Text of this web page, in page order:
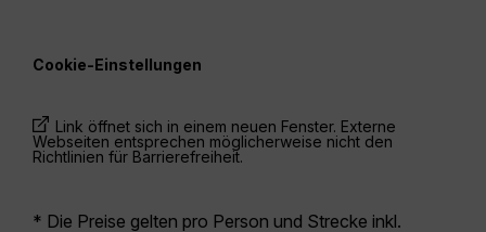
Cookie-Einstellungen
Link öffnet sich in einem neuen Fenster. Externe
Webseiten entsprechen möglicherweise nicht den
Richtlinien für Barrierefreiheit.
* Die Preise gelten pro Person und Strecke inkl.